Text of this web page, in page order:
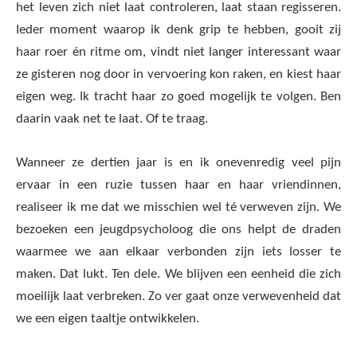
het leven zich niet laat controleren, laat staan regisseren.
Ieder moment waarop ik denk grip te hebben, gooit zij
haar roer én ritme om, vindt niet langer interessant waar
ze gisteren nog door in vervoering kon raken, en kiest haar
eigen weg. Ik tracht haar zo goed mogelijk te volgen. Ben
daarin vaak net te laat. Of te traag.
Wanneer ze dertien jaar is en ik onevenredig veel pijn
ervaar in een ruzie tussen haar en haar vriendinnen,
realiseer ik me dat we misschien wel té verweven zijn. We
bezoeken een jeugdpsycholoog die ons helpt de draden
waarmee we aan elkaar verbonden zijn iets losser te
maken. Dat lukt. Ten dele. We blijven een eenheid die zich
moeilijk laat verbreken. Zo ver gaat onze verwevenheid dat
we een eigen taaltje ontwikkelen.